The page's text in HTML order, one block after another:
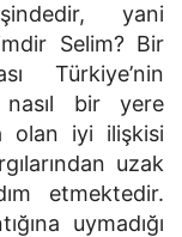
yani
Selim? Bir
Türkiye’nin
nasıl bir yere
olan iyi ilişkisi
uzak
etmektedir.
uymadığı